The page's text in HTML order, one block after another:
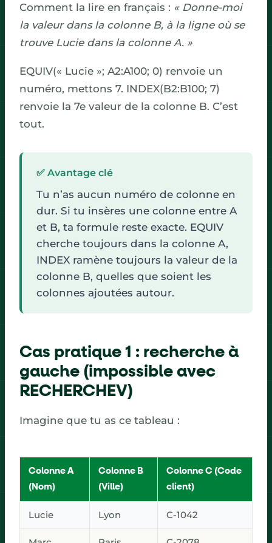
Comment la lire en français : « Donne-moi
la valeur dans la colonne B, à la ligne où se
trouve Lucie dans la colonne A. »
EQUIV(« Lucie »; A2:A100; 0) renvoie un
numéro, mettons 7. INDEX(B2:B100; 7)
renvoie la 7e valeur de la colonne B. C’est
tout.
✅ Avantage clé
Tu n’as aucun numéro de colonne en
dur. Si tu insères une colonne entre A
et B, ta formule reste exacte. EQUIV
cherche toujours dans la colonne A,
INDEX ramène toujours la valeur de la
colonne B, quelles que soient les
colonnes ajoutées autour.
Cas pratique 1 : recherche à
gauche (impossible avec
RECHERCHEV)
Imagine que tu as ce tableau :
Colonne A
(Nom)
Colonne B
(Ville)
Colonne C (Code
client)
Lucie Lyon C-1042